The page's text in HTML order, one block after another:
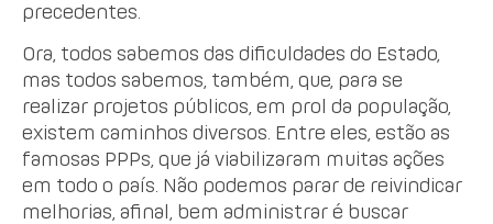
precedentes.
Ora, todos sabemos das dificuldades do Estado,
mas todos sabemos, também, que, para se
realizar projetos públicos, em prol da população,
existem caminhos diversos. Entre eles, estão as
famosas PPPs, que já viabilizaram muitas ações
em todo o país. Não podemos parar de reivindicar
melhorias, afinal, bem administrar é buscar